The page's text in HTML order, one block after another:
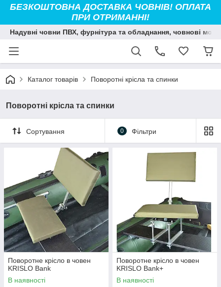
БЕЗКОШТОВНА ДОСТАВКА ЧОВНІВ! ОПЛАТА
ПРИ ОТРИМАННІ!
Надувні човни ПВХ, фурнітура та обладнання, човнові
Каталог товарів Поворотні крісла та спинки
Поворотні крісла та спинки
Сортування 0 Фільтри
Поворотне крісло в човен
KRISLO Bank
В наявності
Поворотне крісло в човен
KRISLO Bank+
В наявності